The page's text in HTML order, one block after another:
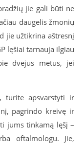
jie gali būti ne
daugelis žmonių
jie užtikrina aštresnį
lęšiai tarnauja ilgiau
dvejus metus, jei
turite apsvarstyti ir
pagrindo kreivę ir
jums tinkamą lęšį –
oftalmologu. Jie,